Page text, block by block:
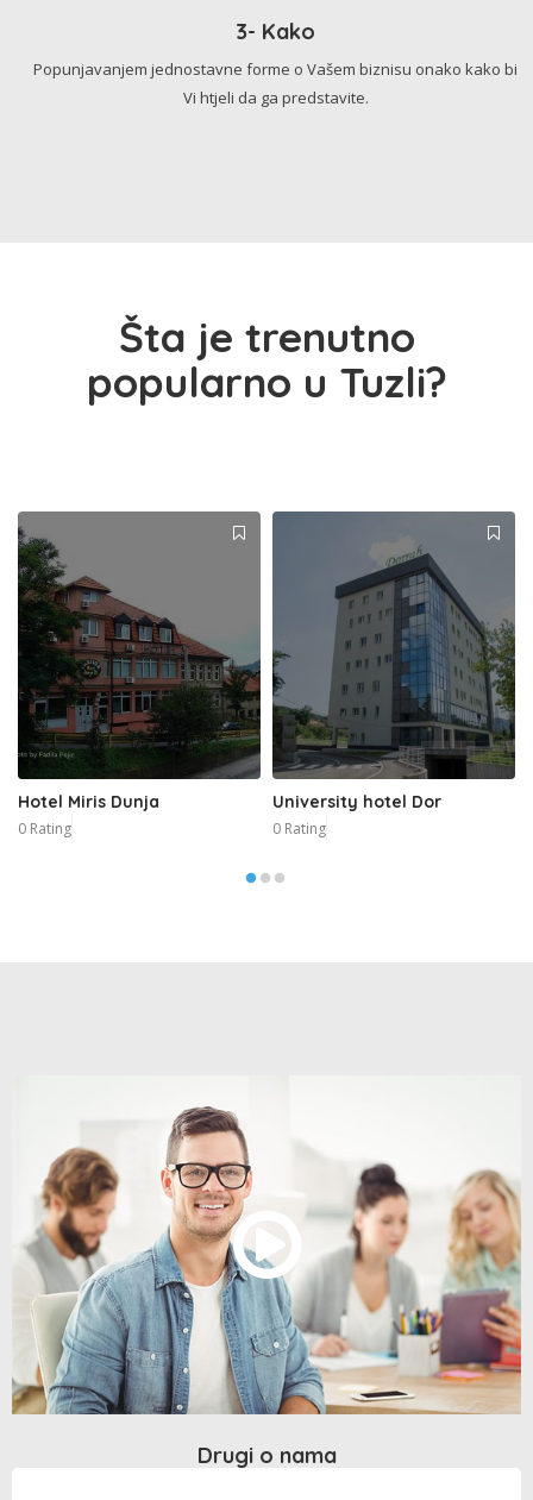
3- Kako
Popunjavanjem jednostavne forme o Vašem biznisu onako kako bi
Vi htjeli da ga predstavite.
Šta je trenutno
popularno u Tuzli?
Hotel Miris Dunja
0 Rating
University hotel Dor
0 Rating
Drugi o nama